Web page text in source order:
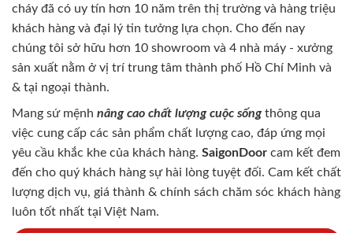
cháy đã có uy tín hơn 10 năm trên thị trường và hàng triệu
khách hàng và đại lý tin tưởng lựa chọn. Cho đến nay
chúng tôi sở hữu hơn 10 showroom và 4 nhà máy - xưởng
sản xuất nằm ở vị trí trung tâm thành phố Hồ Chí Minh và
& tại ngoại thành.
Mang sứ mệnh nâng cao chất lượng cuộc sốngthông qua
việc cung cấp các sản phẩm chất lượng cao, đáp ứng mọi
yêu cầu khắc khe của khách hàng. SaigonDoor cam kết đem
đến cho quý khách hàng sự hài lòng tuyệt đối. Cam kết chất
lượng dịch vụ, giá thành & chính sách chăm sóc khách hàng
luôn tốt nhất tại Việt Nam.